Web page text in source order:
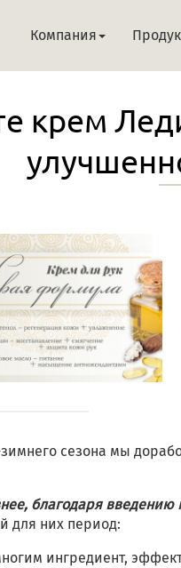
Компания
крем
сезона мы
благодаря
для них период:
ингредиент,